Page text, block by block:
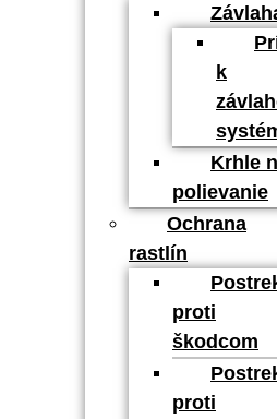
k
Krhle
polievanie
Ochrana
rastlín
proti
škodcom
proti